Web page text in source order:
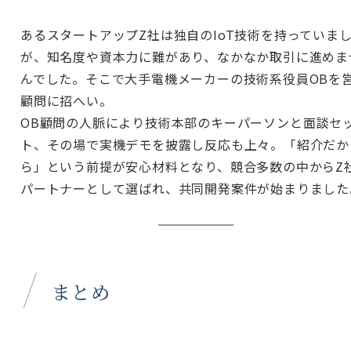
あるスタートアップZ社は独自のIoT技術を持っていま
が、知名度や資本力に難があり、なかなか取引に進め
んでした。そこで大手電機メーカーの技術系役員OBを
顧問に招へい。
OB顧問の人脈により技術本部のキーパーソンと面談セ
ト、その場で実機デモを披露し反応も上々。「紹介だか
ら」という前提が安心材料となり、競合多数の中からZ
パートナーとして選ばれ、共同開発案件が始まりまし
まとめ